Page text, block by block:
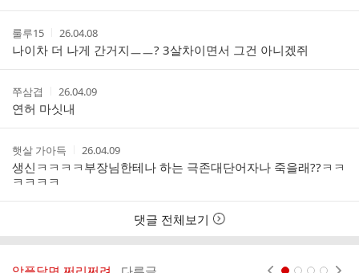
작
성
자
룰루15
작
성
시
간
26.04.08
나이차 더 나게 간거지ㅡㅡ? 3살차이면서 그건 아니겠쥐
작
성
자
쭈삼겹
작
성
시
간
26.04.09
연허 마싯내
작
성
자
햇살 가아득
작
성
시
26.04.09
생신ㅋㅋㅋㅋ부장님한테나 하는 극존대단어자나 죽을래??ㅋㅋ
ㅋㅋㅋㅋ
댓글 전체보기